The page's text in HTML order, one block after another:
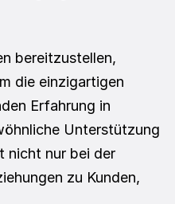
bereitzustellen,
die einzigartigen
Erfahrung in
Unterstützung
nicht nur bei der
zu Kunden,